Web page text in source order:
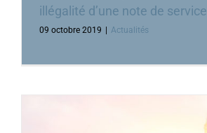
illégalité d’une note de service
09 octobre 2019 Actualités